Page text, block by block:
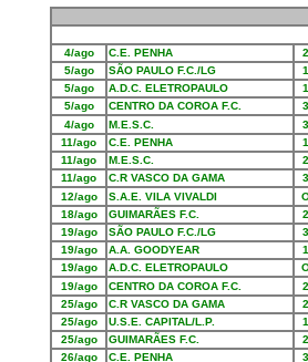
4/ago C.E. PENHA
2
5/ago
SÃO PAULO F.C./LG
1
5/ago
A.D.C. ELETROPAULO
1
5/ago
CENTRO DA COROA F.C.
3
4/ago
M.E.S.C.
3
11/ago
C.E. PENHA
1
11/ago
M.E.S.C.
2
11/ago
C.R VASCO DA GAMA
3
12/ago
S.A.E. VILA VIVALDI
18/ago
GUIMARÃES F.C.
2
19/ago
SÃO PAULO F.C./LG
3
19/ago
A.A. GOODYEAR
1
19/ago
A.D.C. ELETROPAULO
19/ago
CENTRO DA COROA F.C.
2
25/ago
C.R VASCO DA GAMA
2
25/ago
U.S.E. CAPITAL/L.P.
1
25/ago
GUIMARÃES F.C.
2
26/ago
C.E. PENHA 3